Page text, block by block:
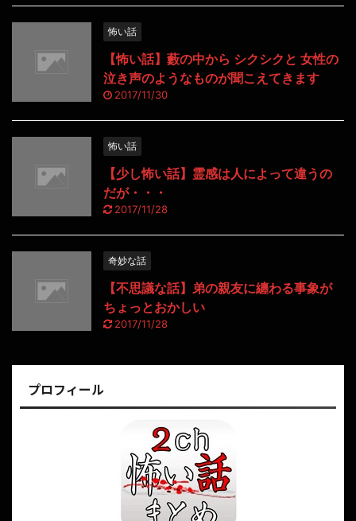
怖い話
【怖い話】藪の中から シクシクと 女性の
泣き声のようなものが聞こえてきます
2017/11/30
怖い話
【少し怖い話】霊感は人によって違うの
だが・・・
2017/11/28
奇妙な話
【不思議な話】弟の親友に纏わる事象が
ちょっとおかしい
2017/11/28
プロフィール